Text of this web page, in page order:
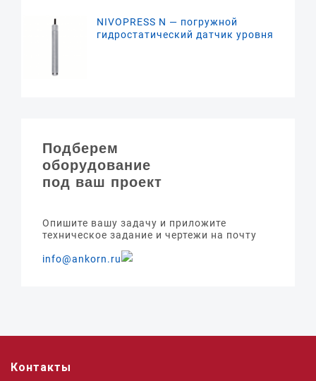
NIVOPRESS N — погружной
гидростатический датчик уровня
Подберем
оборудование
под ваш проект
Опишите вашу задачу и приложите
техническое задание и чертежи на почту
info@ankorn.ru
Контакты